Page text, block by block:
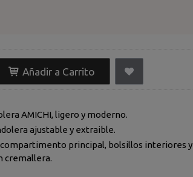
Añadir a Carrito
AMICHI, ligero y moderno.
ajustable y extraible.
compartimento principal, bolsillos interiores y
cremallera.